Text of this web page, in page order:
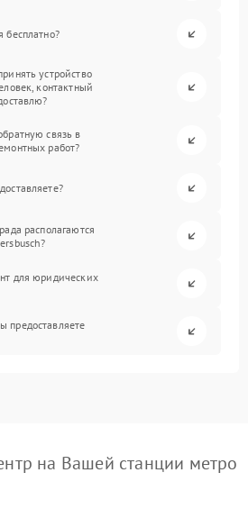
бесплатно?
устройство
контактный
связь в
работ?
располагаются
для юридических
предоставляете
на Вашей станции метро